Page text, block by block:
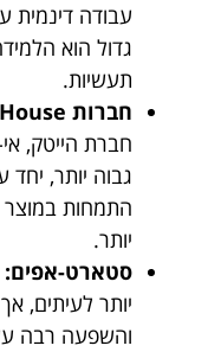
עבודה דינמית
גדול הוא
תעשיות.
חברות In-House:
חברת הייטק,
גבוה יותר, יחד
התמחות
יותר.
סטארט-אפים:
יותר לעיתים,
והשפעה רבה